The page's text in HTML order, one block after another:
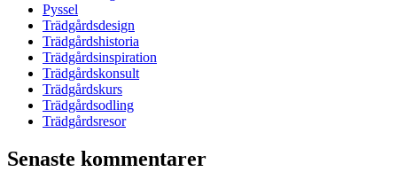
Pyssel
Trädgårdsdesign
Trädgårdshistoria
Trädgårdsinspiration
Trädgårdskonsult
Trädgårdskurs
Trädgårdsodling
Trädgårdsresor
Senaste kommentarer